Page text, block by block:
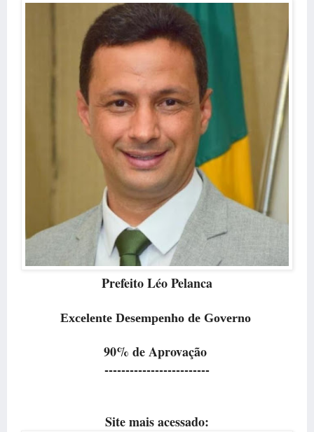
Prefeito Léo Pelanca
Excelente Desempenho de Governo
90% de Aprovação
-------------------------
Site mais acessado: